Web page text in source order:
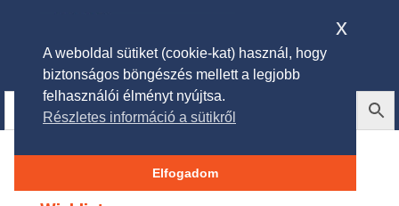
A weboldal sütiket (cookie-kat) használ, hogy
biztonságos böngészés mellett a legjobb
felhasználói élményt nyújtsa.
Részletes információ a sütikről
Elfogadom
x